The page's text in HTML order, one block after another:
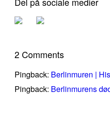
2 Comments
Pingback: Berlinmuren |
Pingback: Berlinmurens